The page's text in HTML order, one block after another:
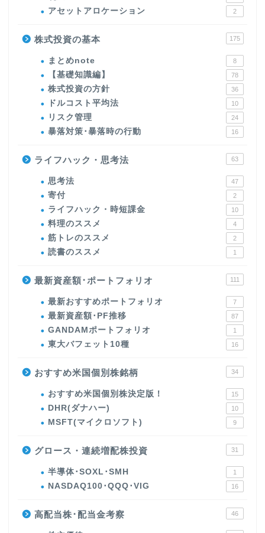
アセットアロケーション 2
株式投資の基本 175
まとめnote 8
【基礎知識編】 78
株式投資の方針 36
ドルコスト平均法 10
リスク管理 24
暴落対策･暴落時の行動 16
ライフハック・思考法 63
思考法 47
寄付 2
ライフハック・時短課金 10
料理のススメ 4
筋トレのススメ 2
読書のススメ 1
最新資産額･ポートフォリオ 111
最新おすすめポートフォリオ 7
最新資産額･PF推移 87
GANDAMポートフォリオ 1
東大バフェット10種 16
おすすめ米国個別株銘柄 34
おすすめ米国個別株決定版！ 15
DHR(ダナハー) 10
MSFT(マイクロソフト) 9
グロース・連続増配株投資 31
半導体･SOXL･SMH 1
NASDAQ100･QQQ･VIG 16
高配当株･配当金考察 46